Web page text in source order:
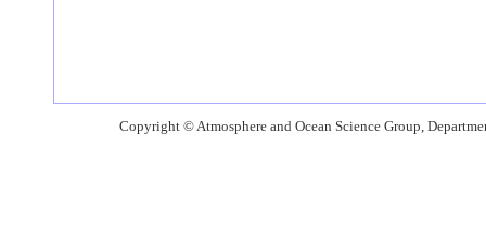
Copyright © Atmosphere and Ocean Science Group,